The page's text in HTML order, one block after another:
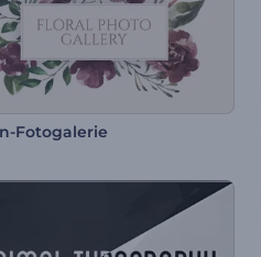
Fotogalerie